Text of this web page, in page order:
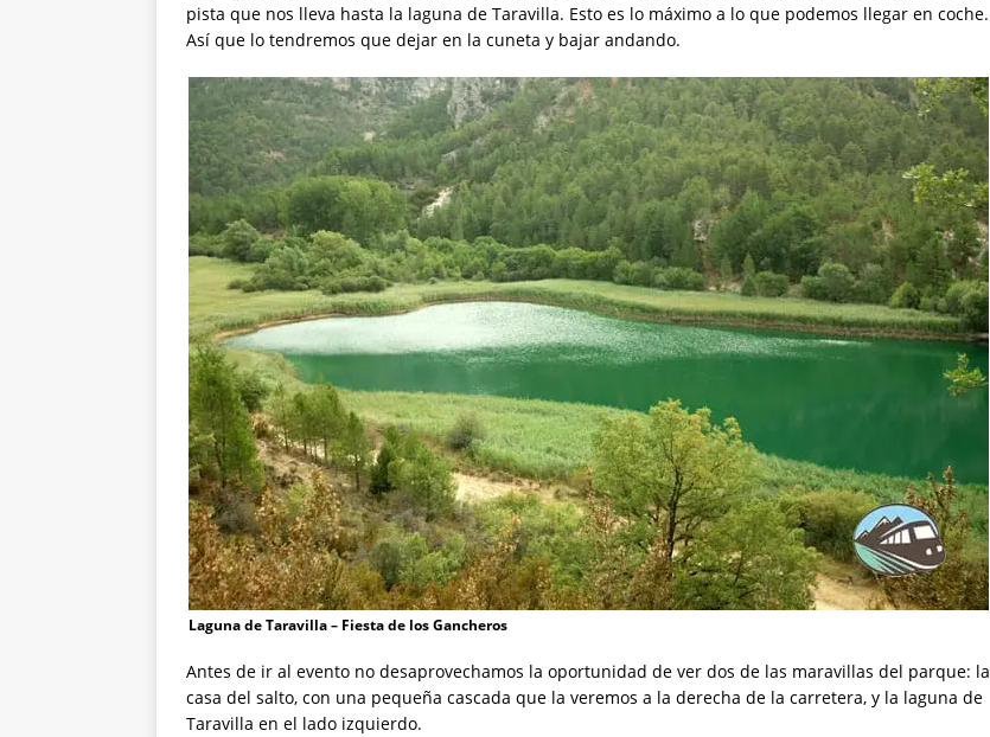
pista que nos lleva hasta la laguna de Taravilla. Esto es lo máximo a lo que podemos llegar en coche.
Así que lo tendremos que dejar en la cuneta y bajar andando.
Laguna de Taravilla – Fiesta de los Gancheros
Antes de ir al evento no desaprovechamos la oportunidad de ver dos de las maravillas del parque: la
casa del salto, con una pequeña cascada que la veremos a la derecha de la carretera, y la laguna de
Taravilla en el lado izquierdo.